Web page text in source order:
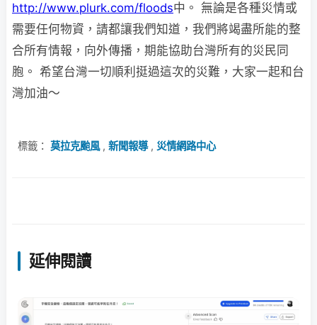
http://www.plurk.com/floods中。 無論是各種災情或
需要任何物資，請都讓我們知道，我們將竭盡所能的整
合所有情報，向外傳播，期能協助台灣所有的災民同
胞。 希望台灣一切順利挺過這次的災難，大家一起和台
灣加油～
標籤： 莫拉克颱風, 新聞報導, 災情網路中心
延伸閱讀